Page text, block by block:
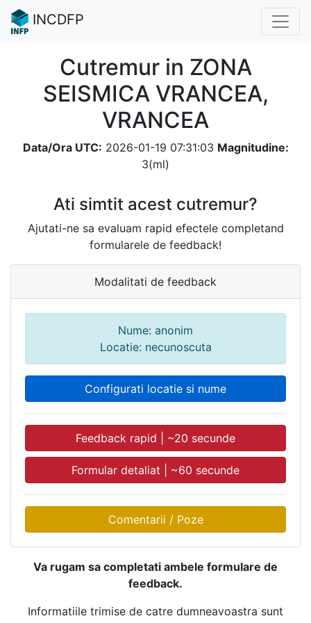
INCDFP
Cutremur in ZONA
SEISMICA VRANCEA,
VRANCEA
Data/Ora UTC: 2026-01-19 07:31:03 Magnitudine:
3(ml)
Ati simtit acest cutremur?
Ajutati-ne sa evaluam rapid efectele completand
formularele de feedback!
Modalitati de feedback
Nume: anonim
Locatie: necunoscuta
Configurati locatie si nume
Feedback rapid | ~20 secunde
Formular detaliat | ~60 secunde
Comentarii / Poze
Va rugam sa completati ambele formulare de
feedback.
Informatiile trimise de catre dumneavoastra sunt